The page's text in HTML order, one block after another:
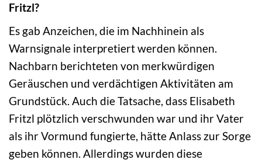
Fritzl?
Es gab Anzeichen, die im Nachhinein als
Warnsignale interpretiert werden können.
Nachbarn berichteten von merkwürdigen
Geräuschen und verdächtigen Aktivitäten am
Grundstück. Auch die Tatsache, dass Elisabeth
Fritzl plötzlich verschwunden war und ihr Vater
als ihr Vormund fungierte, hätte Anlass zur Sorge
geben können. Allerdings wurden diese